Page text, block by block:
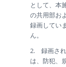
として、本
の共用部お
録画してい
ん。
2. 録画され
は、防犯、